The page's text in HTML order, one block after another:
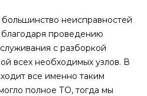
неисправностей
проведению
с разборкой
всех необходимых узлов. В
все именно таким
полное ТО, тогда мы